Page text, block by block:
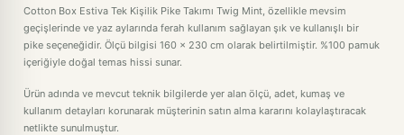
Cotton Box Estiva Tek Kişilik Pike Takımı Twig Mint, özellikle mevsim
geçişlerinde ve yaz aylarında ferah kullanım sağlayan şık ve kullanışlı bir
pike seçeneğidir. Ölçü bilgisi 160 x 230 cm olarak belirtilmiştir. %100 pamuk
içeriğiyle doğal temas hissi sunar.
Ürün adında ve mevcut teknik bilgilerde yer alan ölçü, adet, kumaş ve
kullanım detayları korunarak müşterinin satın alma kararını kolaylaştıracak
netlikte sunulmuştur.